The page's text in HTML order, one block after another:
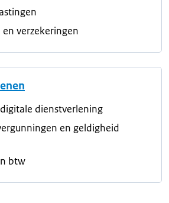
verzekeringen
dienstverlening
en geldigheid
btw